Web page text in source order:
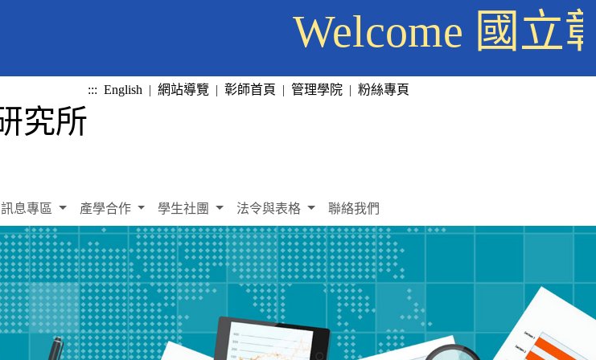
Welcome 國立
::: English | 網站導覽 | 彰師首頁 | 管理學院 | 粉絲專頁
訊息專區 產學合作 學生社團 法令與表格 聯絡我們